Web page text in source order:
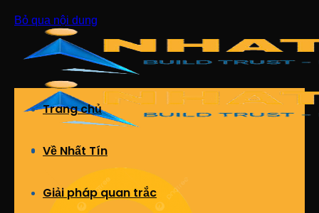
Bỏ qua nội dung
Trang chủ
Về Nhất Tín
Giải pháp quan trắc